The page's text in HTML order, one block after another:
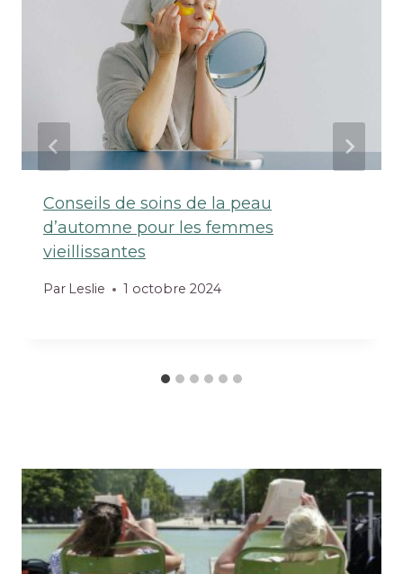
Conseils de soins de la peau
d’automne pour les femmes
vieillissantes
Par Leslie 1 octobre 2024